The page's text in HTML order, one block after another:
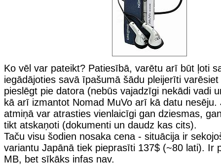
Ko vēl var pateikt? Patiesībā, varētu arī būt ļoti
iegādājoties savā īpašumā šādu pleijerīti
pieslēgt pie datora (nebūs vajadzīgi nekādi vadi
kā arī izmantot Nomad MuVo arī kā datu nesēju.
atmiņā var atrasties vienlaicīgi gan dziesmas,
tikt atskaņoti (dokumenti un daudz kas cits).
Taču visu šodien nosaka cena - situācija ir
variantu Japānā tiek pieprasīti 137$ (~80 lati). Ir
MB, bet sīkāks infas nav.